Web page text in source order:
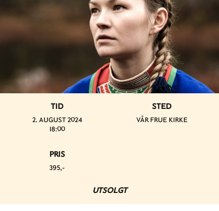
TID
2. AUGUST 2024
18:00
STED
VÅR FRUE KIRKE
PRIS
395,-
UTSOLGT